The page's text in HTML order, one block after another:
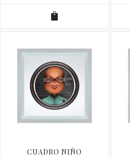
CUADRO NIÑO